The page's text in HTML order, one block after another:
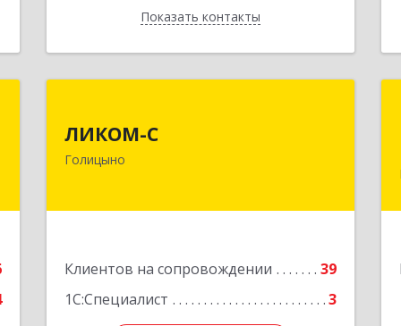
Показать контакты
Назад
ЛИКОМ-С
Голицыно
Клиентов на сопровождении
39
1С:Специалист
3
Одинцовский р-н, Голицыно г,